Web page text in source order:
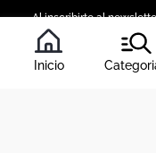
Inicio
Al inscribirte al
condiciones
, y nuestra